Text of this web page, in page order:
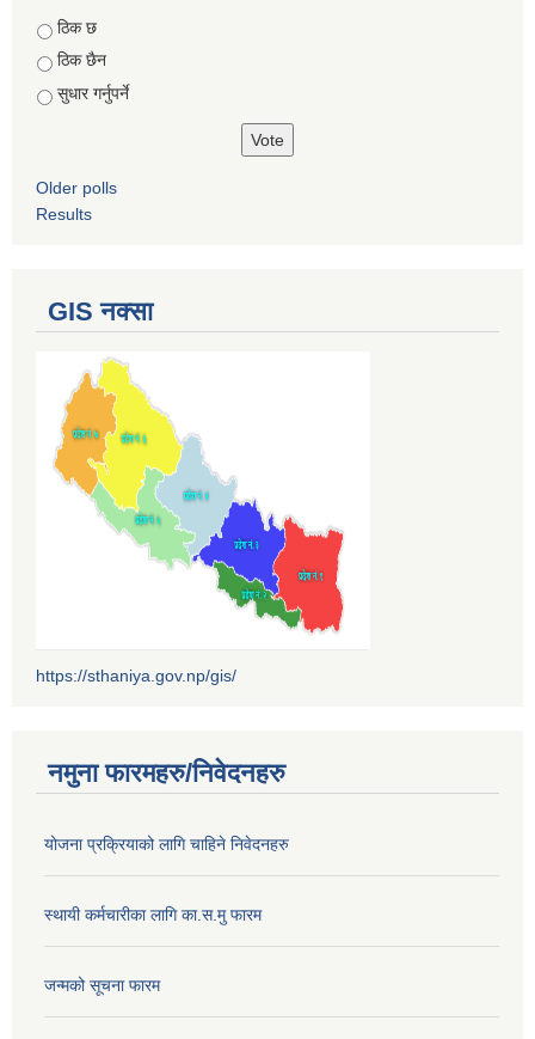
Choices
ठिक छ
ठिक छैन
सुधार गर्नुपर्ने
Older polls
Results
GIS नक्सा
https://sthaniya.gov.np/gis/
नमुना फारमहरु/निवेदनहरु
योजना प्रक्रियाको लागि चाहिने निवेदनहरु
स्थायी कर्मचारीका लागि का.स.मु फारम
जन्मको सूचना फारम